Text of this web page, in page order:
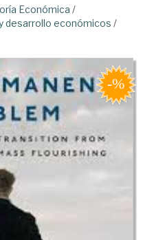
Económica /
desarrollo económicos /